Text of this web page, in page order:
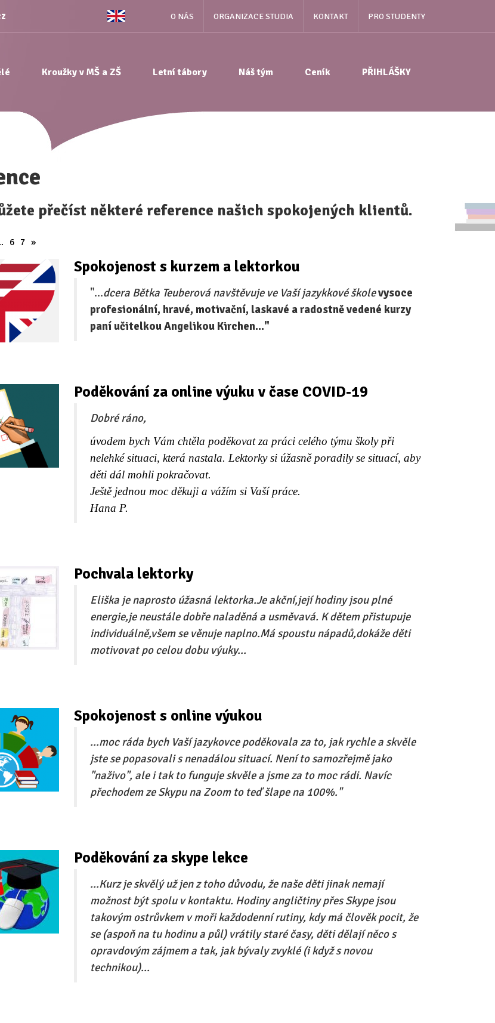
O NÁS ORGANIZACE STUDIA KONTAKT PRO STUDENTY
Kroužky v MŠ a ZŠ Letní tábory Náš tým Ceník PŘIHLÁŠKY
přečíst některé reference našich spokojených klientů.
6 7 »
Spokojenost s kurzem a lektorkou
"...dcera Bětka Teuberová navštěvuje ve Vaší jazykkové školevysoce
profesionální, hravé, motivační, laskavé a radostně vedené kurzy
paní učitelkou Angelikou Kirchen..."
Poděkování za online výuku v čase COVID-19
Dobré ráno,
úvodem bych Vám chtěla poděkovat za práci celého týmu školy při
nelehké situaci, která nastala. Lektorky si úžasně poradily se situací, aby
děti dál mohli pokračovat.
Ještě jednou moc děkuji a vážím si Vaší práce.
Hana P.
Pochvala lektorky
Eliška je naprosto úžasná lektorka.Je akční,její hodiny jsou plné
energie,je neustále dobře naladěná a usměvavá. K dětem přistupuje
individuálně,všem se věnuje naplno.Má spoustu nápadů,dokáže děti
motivovat po celou dobu výuky...
Spokojenost s online výukou
...moc ráda bych Vaší jazykovce poděkovala za to, jak rychle a skvěle
jste se popasovali s nenadálou situací. Není to samozřejmě jako
"naživo", ale i tak to funguje skvěle a jsme za to moc rádi. Navíc
přechodem ze Skypu na Zoom to teď šlape na 100%."
Poděkování za skype lekce
...Kurz je skvělý už jen z toho důvodu, že naše děti jinak nemají
možnost být spolu v kontaktu. Hodiny angličtiny přes Skype jsou
takovým ostrůvkem v moři každodenní rutiny, kdy má člověk pocit, že
se (aspoň na tu hodinu a půl) vrátily staré časy, děti dělají něco s
opravdovým zájmem a tak, jak bývaly zvyklé (i když s novou
technikou)...